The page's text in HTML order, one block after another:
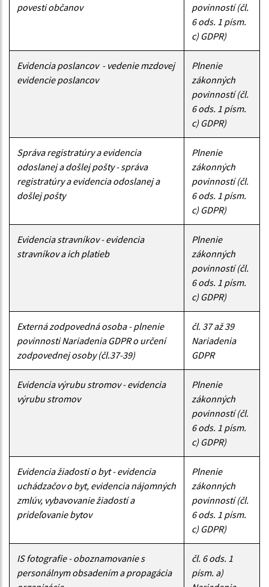
povesti občanov
povinností (čl.
6 ods. 1 písm.
c) GDPR)
Evidencia poslancov - vedenie mzdovej
evidencie poslancov
Plnenie
zákonných
povinností (čl.
6 ods. 1 písm.
c) GDPR)
Správa registratúry a evidencia
odoslanej a došlej pošty - správa
registratúry a evidencia odoslanej a
došlej pošty
Plnenie
zákonných
povinností (čl.
6 ods. 1 písm.
c) GDPR)
Evidencia stravníkov - evidencia
stravníkov a ich platieb
Plnenie
zákonných
povinností (čl.
6 ods. 1 písm.
c) GDPR)
Externá zodpovedná osoba - plnenie
povinnosti Nariadenia GDPR o určení
zodpovednej osoby (čl.37-39)
čl. 37 až 39
Nariadenia
GDPR
Evidencia výrubu stromov - evidencia
výrubu stromov
Plnenie
zákonných
povinností (čl.
6 ods. 1 písm.
c) GDPR)
Evidencia žiadosti o byt - evidencia
uchádzačov o byt, evidencia nájomných
zmlúv, vybavovanie žiadostí a
prideľovanie bytov
Plnenie
zákonných
povinností (čl.
6 ods. 1 písm.
c) GDPR)
IS fotografie - oboznamovanie s
personálnym obsadením a propagácia
čl. 6 ods. 1
písm. a)